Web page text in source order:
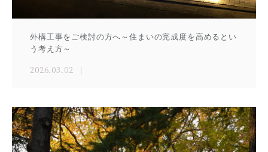
外構工事をご検討の方へ～住まいの完成度を高めるとい
う考え方～
2026.03.02